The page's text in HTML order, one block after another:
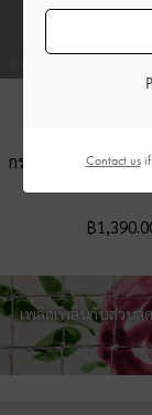
กระเป๋าใส่บัตรหลาย
฿
เพลิดเพลินกับส่วนล
Contact usif